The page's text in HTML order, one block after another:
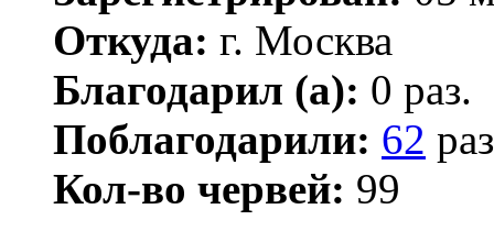
Откуда: г. Москва
Благодарил (а): 0 раз.
Поблагодарили: 62
Кол-во червей: 99